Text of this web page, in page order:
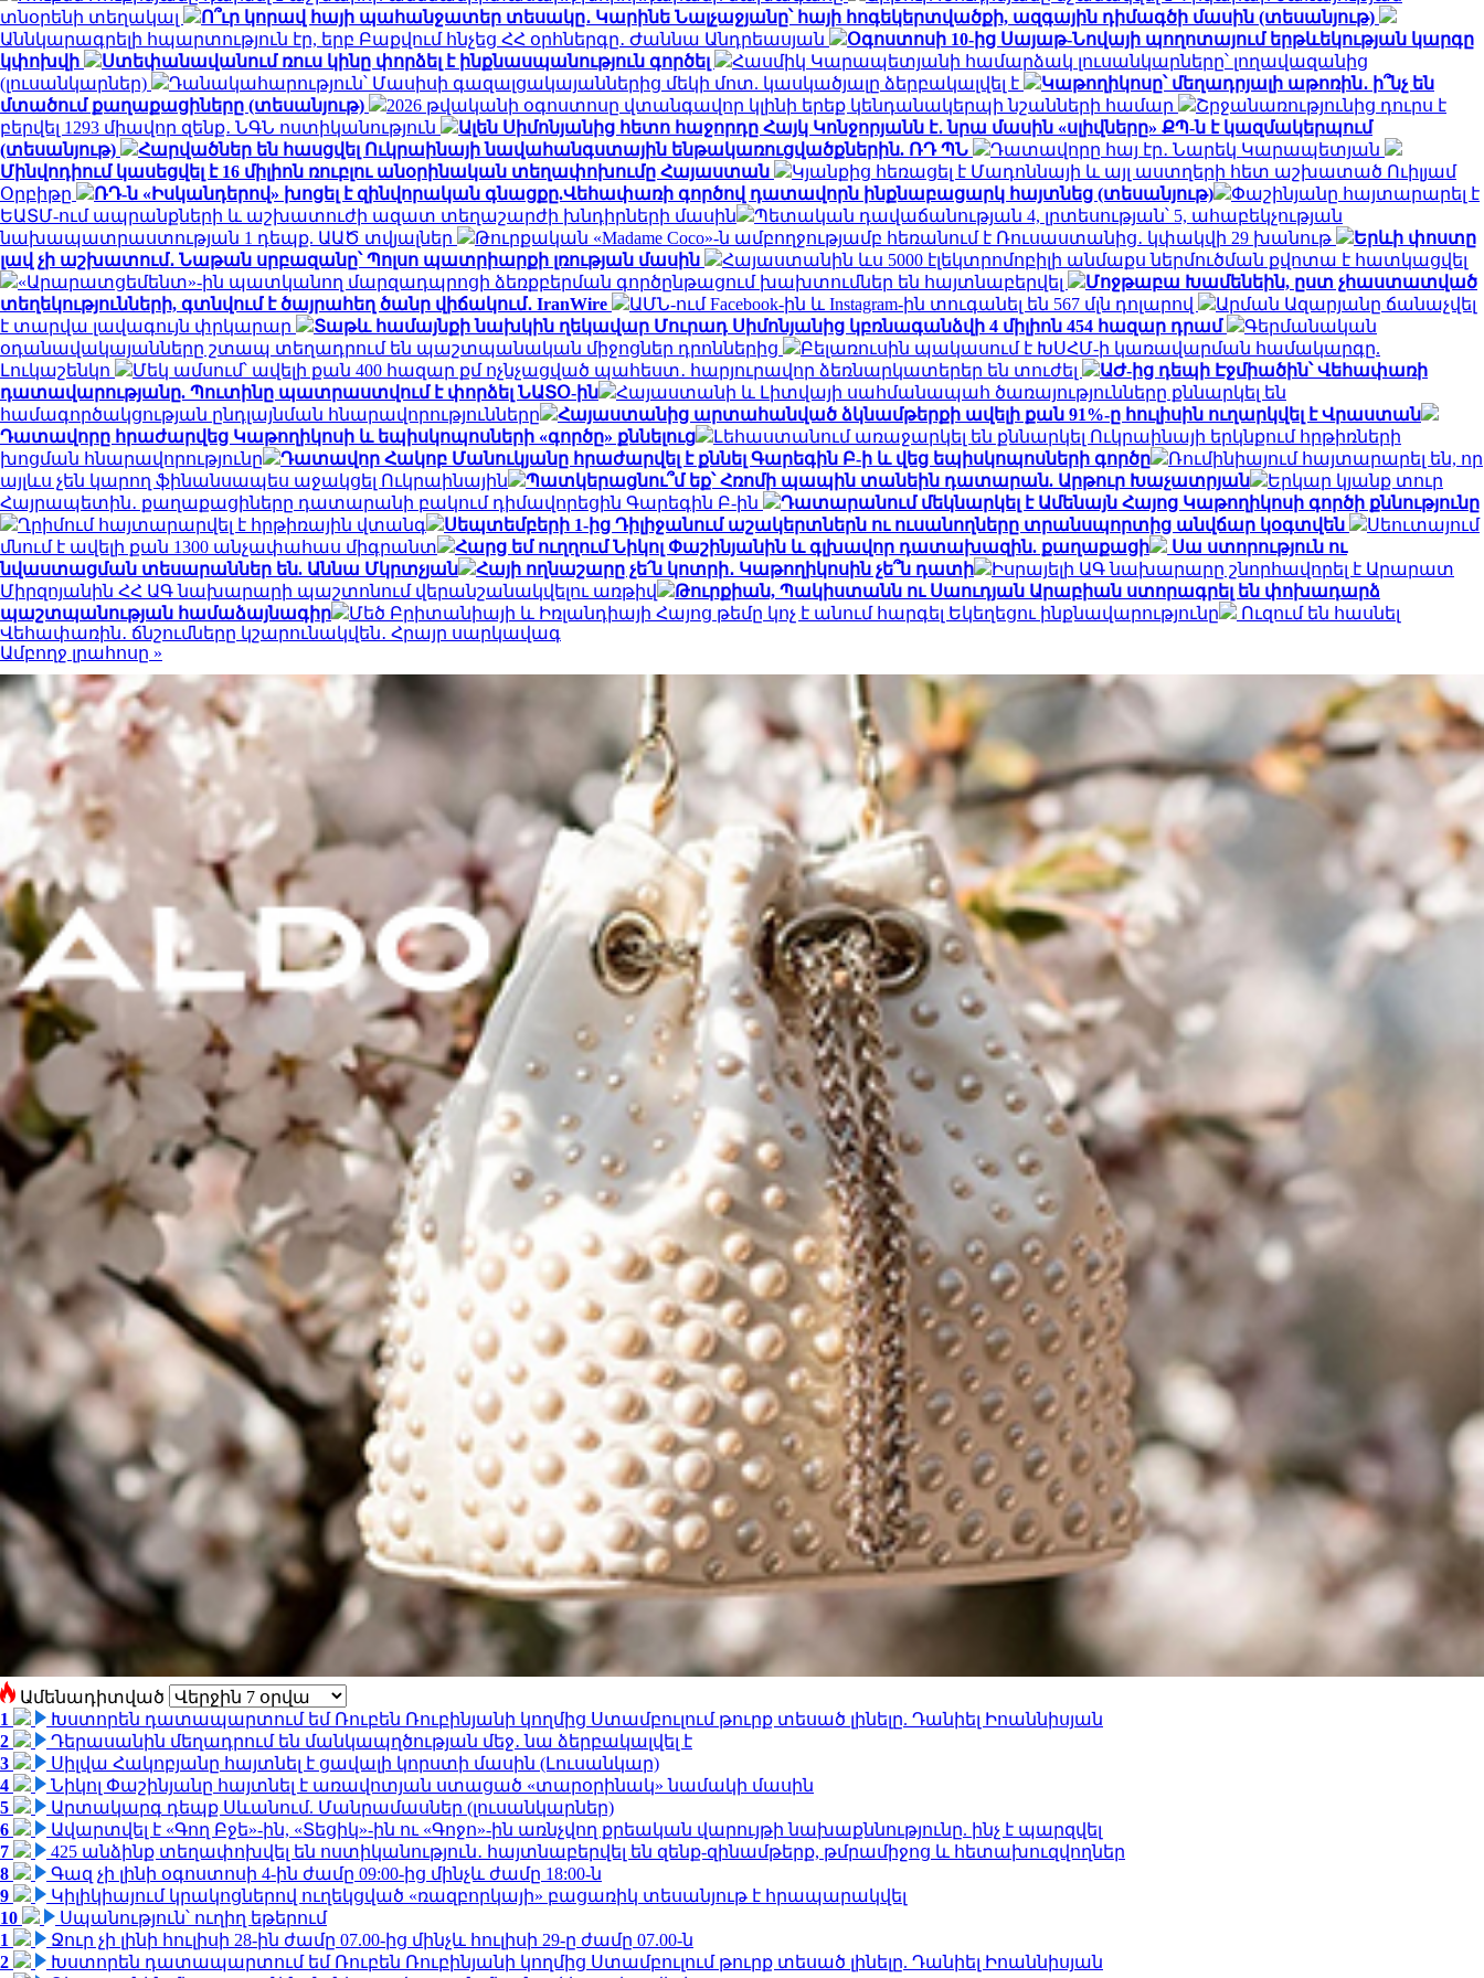
տնօրենի տեղակալ
Ո՞ւր կորավ հայի պահանջատեր տեսակը․ Կարինե Նալչաջյանը՝ հայի հոգեկերտվածքի, ազգային դիմագծի մասին (տեսանյութ)
Աննկարագրելի հպարտություն էր, երբ Բաքվում հնչեց ՀՀ օրհներգը․ Ժաննա Անդրեասյան
Օգոստոսի 10-ից Սայաթ-Նովայի պողոտայում երթևեկության կարգը
կփոխվի
Ստեփանավանում ռուս կինը փորձել է ինքնասպանություն գործել
Հասմիկ Կարապետյանի համարձակ լուսանկարները՝ լողավազանից
(լուսանկարներ)
Դանակահարություն՝ Մասիսի գազալցակայաններից մեկի մոտ. կասկածյալը ձերբակալվել է
Կաթողիկոսը՝ մեղադրյալի աթոռին․ ի՞նչ են
մտածում քաղաքացիները (տեսանյութ)
2026 թվականի օգոստոսը վտանգավոր կլինի երեք կենդանակերպի նշանների համար
Շրջանառությունից դուրս է
բերվել 1293 միավոր զենք․ ՆԳՆ ոստիկանություն
Ալեն Սիմոնյանից հետո հաջորդը Հայկ Կոնջորյանն է․ նրա մասին «սլիվները» ՔՊ-ն է կազմակերպում
(տեսանյութ)
Հարվածներ են հասցվել Ուկրաինայի նավահանգստային ենթակառուցվածքներին. ՌԴ ՊՆ
Դատավորը հայ էր․ Նարեկ Կարապետյան
Մինվոդիում կասեցվել է 16 միլիոն ռուբլու անօրինական տեղափոխումը Հայաստան
Կյանքից հեռացել է Մադոննայի և այլ աստղերի հետ աշխատած Ուիլյամ
Օրբիթը
ՌԴ-ն «Իսկանդերով» խոցել է զինվորական գնացքը.Վեհափառի գործով դատավորն ինքնաբացարկ հայտնեց (տեսանյութ)
Փաշինյանը հայտարարել է
ԵԱՏՄ-ում ապրանքների և աշխատուժի ազատ տեղաշարժի խնդիրների մասին
Պետական դավաճանության 4, լրտեսության՝ 5, ահաբեկչության
նախապատրաստության 1 դեպք. ԱԱԾ տվյալներ
Թուրքական «Madame Coco»-ն ամբողջությամբ հեռանում է Ռուսաստանից․ կփակվի 29 խանութ
Երևի փոստը
լավ չի աշխատում․ Նաթան սրբազանը՝ Պոլսո պատրիարքի լռության մասին
Հայաստանին ևս 5000 էլեկտրոմոբիլի անմաքս ներմուծման քվոտա է հատկացվել
«Արարատցեմենտ»-ին պատկանող մարզադպրոցի ձեռքբերման գործընթացում խախտումներ են հայտնաբերվել
Մոջթաբա Խամենեին, ըստ չհաստատված
տեղեկությունների, գտնվում է ծայրահեղ ծանր վիճակում․ IranWire
ԱՄՆ-ում Facebook-ին և Instagram-ին տուգանել են 567 մլն դոլարով
Արման Ազարյանը ճանաչվել
է տարվա լավագույն փրկարար
Տաթև համայնքի նախկին ղեկավար Մուրադ Սիմոնյանից կբռնագանձվի 4 միլիոն 454 հազար դրամ
Գերմանական
օդանավակայանները շտապ տեղադրում են պաշտպանական միջոցներ դրոններից
Բելառուսին պակասում է ԽՍՀՄ-ի կառավարման համակարգը.
Լուկաշենկո
Մեկ ամսում՝ ավելի քան 400 հազար քմ ոչնչացված պահեստ․ հարյուրավոր ձեռնարկատերեր են տուժել
ԱԺ-ից դեպի Էջմիածին՝ Վեհափառի
դատավարությանը. Պուտինը պատրաստվում է փորձել ՆԱՏՕ-ին
Հայաստանի և Լիտվայի սահմանապահ ծառայությունները քննարկել են
համագործակցության ընդլայնման հնարավորությունները
Հայաստանից արտահանված ձկնամթերքի ավելի քան 91%-ը հուլիսին ուղարկվել է Վրաստան
Դատավորը հրաժարվեց Կաթողիկոսի և եպիսկոպոսների «գործը» քննելուց
Լեհաստանում առաջարկել են քննարկել Ուկրաինայի երկնքում հրթիռների
խոցման հնարավորությունը
Դատավոր Հակոբ Մանուկյանը հրաժարվել է քննել Գարեգին Բ-ի և վեց եպիսկոպոսների գործը
Ռումինիայում հայտարարել են, որ
այլևս չեն կարող ֆինանսապես աջակցել Ուկրաինային
Պատկերացնու՞մ եք՝ Հռոմի պապին տանեին դատարան. Արթուր Խաչատրյան
Երկար կյանք տուր
Հայրապետին․ քաղաքացիները դատարանի բակում դիմավորեցին Գարեգին Բ-ին
Դատարանում մեկնարկել է Ամենայն Հայոց Կաթողիկոսի գործի քննությունը
Ղրիմում հայտարարվել է հրթիռային վտանգ
Սեպտեմբերի 1-ից Դիլիջանում աշակերտներն ու ուսանողները տրանսպորտից անվճար կօգտվեն
Սեուտայում
մնում է ավելի քան 1300 անչափահաս միգրանտ
Հարց եմ ուղղում Նիկոլ Փաշինյանին և գլխավոր դատախազին. քաղաքացի
Սա ստորություն ու
նվաստացման տեսարաններ են. Աննա Մկրտչյան
Հայի ողնաշարը չե՛ն կոտրի․ Կաթողիկոսին չե՞ն դատի
Իսրայելի ԱԳ նախարարը շնորհավորել է Արարատ
Միրզոյանին ՀՀ ԱԳ նախարարի պաշտոնում վերանշանակվելու առթիվ
Թուրքիան, Պակիստանն ու Սաուդյան Արաբիան ստորագրել են փոխադարձ
պաշտպանության համաձայնագիր
Մեծ Բրիտանիայի և Իռլանդիայի Հայոց թեմը կոչ է անում հարգել Եկեղեցու ինքնավարությունը
Ուզում են հասնել
Վեհափառին․ ճնշումները կշարունակվեն․ Հրայր սարկավագ
Ամբողջ լրահոսը »
Ամենադիտված
1
Խստորեն դատապարտում եմ Ռուբեն Ռուբինյանի կողմից Ստամբուլում թուրք տեսած լինելը. Դանիել Իոաննիսյան
2
Դերասանին մեղադրում են մանկապղծության մեջ․ նա ձերբակալվել է
3
Սիլվա Հակոբյանը հայտնել է ցավալի կորստի մասին (Լուսանկար)
4
Նիկոլ Փաշինյանը հայտնել է առավոտյան ստացած «տարօրինակ» նամակի մասին
5
Արտակարգ դեպք Սևանում. Մանրամասներ (լուսանկարներ)
6
Ավարտվել է «Գող Բջե»-ին, «Տեցիկ»-ին ու «Գոջո»-ին առնչվող քրեական վարույթի նախաքննությունը. ինչ է պարզվել
7
425 անձինք տեղափոխվել են ոստիկանություն․ հայտնաբերվել են զենք-զինամթերք, թմրամիջոց և հետախուզվողներ
8
Գազ չի լինի օգոստոսի 4-ին ժամը 09:00-ից մինչև ժամը 18:00-ն
9
Կիլիկիայում կրակոցներով ուղեկցված «ռազբորկայի» բացառիկ տեսանյութ է հրապարակվել
10
Սպանություն՝ ուղիղ եթերում
1
Ջուր չի լինի հուլիսի 28-ին ժամը 07.00-ից մինչև հուլիսի 29-ը ժամը 07.00-ն
2
Խստորեն դատապարտում եմ Ռուբեն Ռուբինյանի կողմից Ստամբուլում թուրք տեսած լինելը. Դանիել Իոաննիսյան